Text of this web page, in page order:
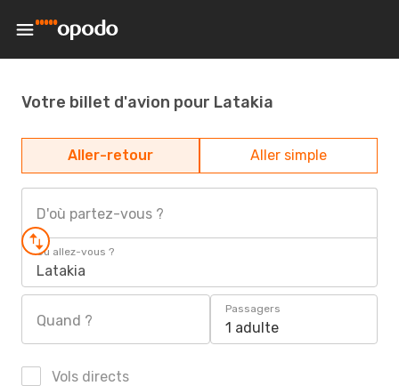
Votre billet d'avion pour Latakia
Aller-retour Aller simple
D'où partez-vous ?
Où allez-vous ?
Latakia
Quand ?
Passagers
1 adulte
Vols directs